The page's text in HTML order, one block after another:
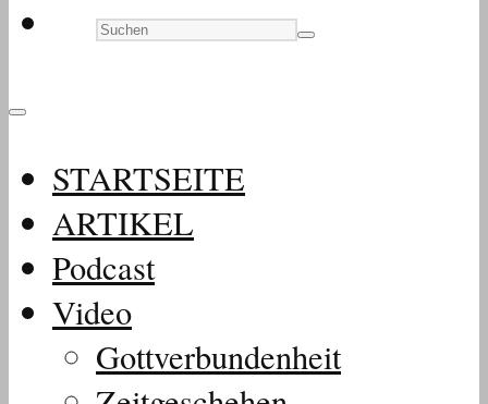
STARTSEITE
ARTIKEL
Podcast
Video
Gottverbundenheit